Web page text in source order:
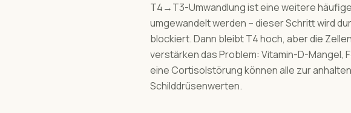
T4→T3-Umwandlung ist eine weitere
umgewandelt werden – dieser Schritt wird
blockiert. Dann bleibt T4 hoch, aber die
verstärken das Problem: Vitamin-D-Mangel,
eine Cortisolstörung können alle zur
Schilddrüsenwerten.